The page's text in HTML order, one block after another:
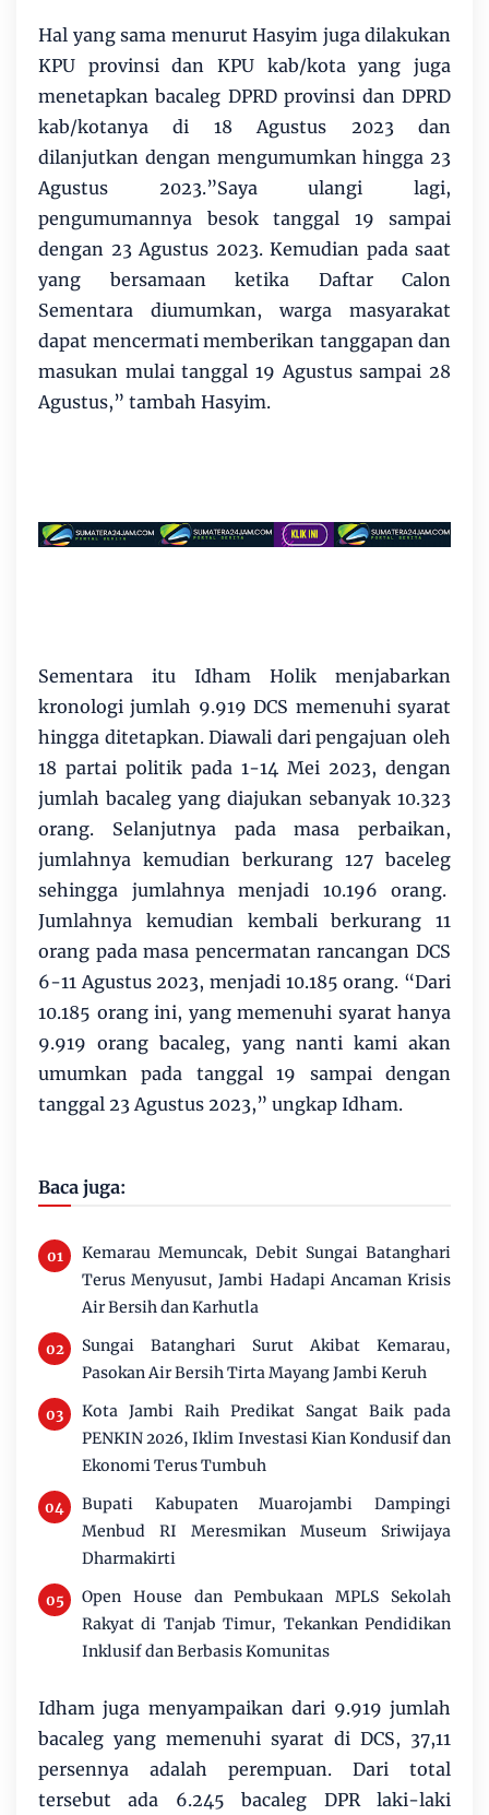
Hal yang sama menurut Hasyim juga dilakukan
KPU provinsi dan KPU kab/kota yang juga
menetapkan bacaleg DPRD provinsi dan DPRD
kab/kotanya di 18 Agustus 2023 dan
dilanjutkan dengan mengumumkan hingga 23
Agustus 2023.”Saya ulangi lagi,
pengumumannya besok tanggal 19 sampai
dengan 23 Agustus 2023. Kemudian pada saat
yang bersamaan ketika Daftar Calon
Sementara diumumkan, warga masyarakat
dapat mencermati memberikan tanggapan dan
masukan mulai tanggal 19 Agustus sampai 28
Agustus,” tambah Hasyim.
Sementara itu Idham Holik menjabarkan
kronologi jumlah 9.919 DCS memenuhi syarat
hingga ditetapkan. Diawali dari pengajuan oleh
18 partai politik pada 1-14 Mei 2023, dengan
jumlah bacaleg yang diajukan sebanyak 10.323
orang. Selanjutnya pada masa perbaikan,
jumlahnya kemudian berkurang 127 baceleg
sehingga jumlahnya menjadi 10.196 orang.
Jumlahnya kemudian kembali berkurang 11
orang pada masa pencermatan rancangan DCS
6-11 Agustus 2023, menjadi 10.185 orang. “Dari
10.185 orang ini, yang memenuhi syarat hanya
9.919 orang bacaleg, yang nanti kami akan
umumkan pada tanggal 19 sampai dengan
tanggal 23 Agustus 2023,” ungkap Idham.
Baca juga:
Kemarau Memuncak, Debit Sungai Batanghari
Terus Menyusut, Jambi Hadapi Ancaman Krisis
Air Bersih dan Karhutla
Sungai Batanghari Surut Akibat Kemarau,
Pasokan Air Bersih Tirta Mayang Jambi Keruh
Kota Jambi Raih Predikat Sangat Baik pada
PENKIN 2026, Iklim Investasi Kian Kondusif dan
Ekonomi Terus Tumbuh
Bupati Kabupaten Muarojambi Dampingi
Menbud RI Meresmikan Museum Sriwijaya
Dharmakirti
Open House dan Pembukaan MPLS Sekolah
Rakyat di Tanjab Timur, Tekankan Pendidikan
Inklusif dan Berbasis Komunitas
Idham juga menyampaikan dari 9.919 jumlah
bacaleg yang memenuhi syarat di DCS, 37,11
persennya adalah perempuan. Dari total
tersebut ada 6.245 bacaleg DPR laki-laki